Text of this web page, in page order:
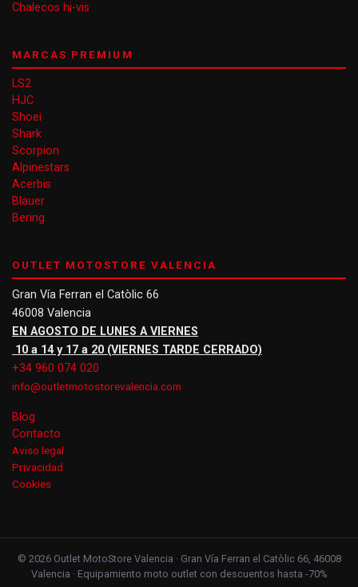
Chalecos hi-vis
MARCAS PREMIUM
LS2
HJC
Shoei
Shark
Scorpion
Alpinestars
Acerbis
Blauer
Bering
OUTLET MOTOSTORE VALENCIA
Gran Vía Ferran el Catòlic 66
46008 Valencia
EN AGOSTO DE LUNES A VIERNES
10 a 14 y 17 a 20 (VIERNES TARDE CERRADO)
+34 960 074 020
info@outletmotostorevalencia.com
Blog
Contacto
Aviso legal
Privacidad
Cookies
© 2026 Outlet MotoStore Valencia · Gran Vía Ferran el Catòlic 66, 46008
Valencia · Equipamiento moto outlet con descuentos hasta -70%